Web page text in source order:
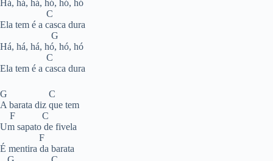
Há, há, há, hó, hó, hó
C
Ela tem é a casca dura
G
Há, há, há, hó, hó, hó
C
Ela tem é a casca dura
G C
A barata diz que tem
F C
Um sapato de fivela
F
É mentira da barata